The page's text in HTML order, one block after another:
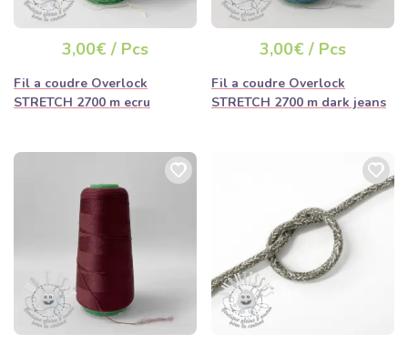
3,00€ / Pcs
Fil a coudre Overlock
STRETCH 2700 m ecru
3,00€ / Pcs
Fil a coudre Overlock
STRETCH 2700 m dark jeans